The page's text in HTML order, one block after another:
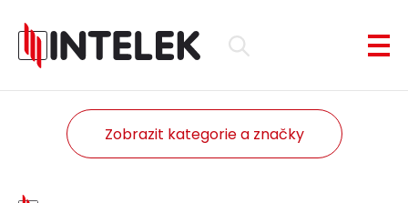
Zobrazit kategorie a značky